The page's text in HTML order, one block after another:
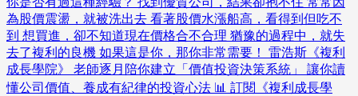
為股價震盪，就被洗出去 看著股價水漲船高，看得到但吃不
到 想買進，卻不知道現在價格合不合理 猶豫的過程中，就失
去了複利的良機 如果這是你，那你非常需要！ 雷浩斯《複利
成長學院》 老師逐月陪你建立「價值投資決策系統」 讓你讀
懂公司價值、養成有紀律的投資心法 📊 訂閱《複利成長學